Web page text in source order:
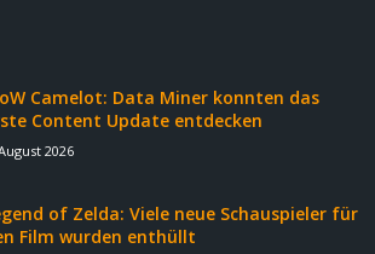
Camelot: Data Miner konnten das
Content Update entdecken
2026
of Zelda: Viele neue Schauspieler für
Film wurden enthüllt